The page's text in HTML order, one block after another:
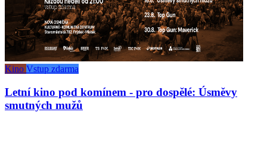
Kino Vstup zdarma
Letní kino pod komínem - pro dospělé: Úsměvy
smutných mužů